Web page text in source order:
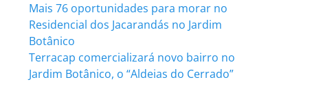
Mais 76 oportunidades para morar no
Residencial dos Jacarandás no Jardim
Botânico
Terracap comercializará novo bairro no
Jardim Botânico, o “Aldeias do Cerrado”